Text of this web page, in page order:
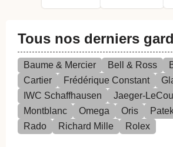
Tous nos derniers
Baume & Mercier Bell & Ross
Cartier
Frédérique Constant
IWC Schaffhausen
Jaeger-
Montblanc
Omega Oris
Rado
Richard Mille Rolex